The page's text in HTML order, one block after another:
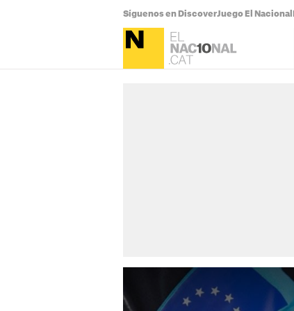
Síguenos en DiscoverJuego El Nacional